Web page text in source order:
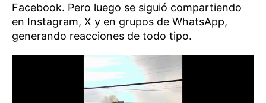
Facebook. Pero luego se siguió compartiendo
en Instagram, X y en grupos de WhatsApp,
generando reacciones de todo tipo.